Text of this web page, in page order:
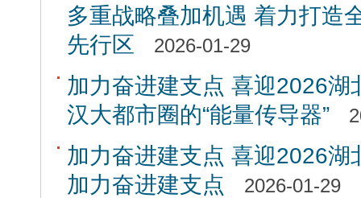
多重战略叠加机遇 着力打造
先行区
2026-01-29
加力奋进建支点 喜迎2026湖
汉大都市圈的“能量传导器”
加力奋进建支点 喜迎2026湖
加力奋进建支点
2026-01-29